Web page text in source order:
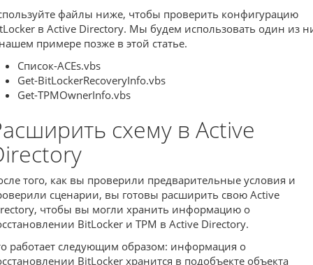
файлы ниже, чтобы проверить конфигурацию
в Active Directory. Мы будем использовать один из
примере позже в этой статье.
Список-ACEs.vbs
Get-BitLockerRecoveryInfo.vbs
Get-TPMOwnerInfo.vbs
схему в Active
того, как вы проверили предварительные условия и
сценарии, вы готовы расширить свою Active
чтобы вы могли хранить информацию о
BitLocker и TPM в Active Directory.
работает следующим образом: информация о
BitLocker хранится в подобъекте объекта